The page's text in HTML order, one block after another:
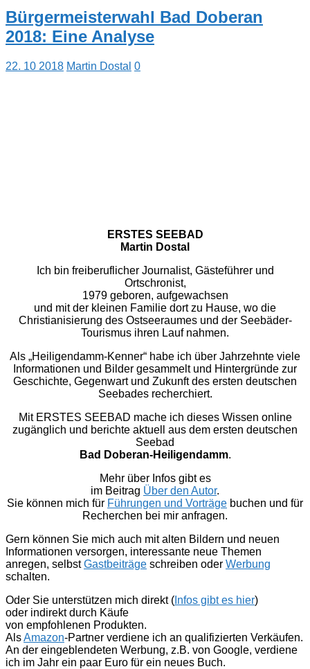
Bürgermeisterwahl Bad Doberan
2018: Eine Analyse
22. 10 2018 Martin Dostal 0
ERSTES SEEBAD
Martin Dostal
Ich bin freiberuflicher Journalist, Gästeführer und
Ortschronist,
1979 geboren, aufgewachsen
und mit der kleinen Familie dort zu Hause, wo die
Christianisierung des Ostseeraumes und der Seebäder-
Tourismus ihren Lauf nahmen.
Als „Heiligendamm-Kenner“ habe ich über Jahrzehnte viele
Informationen und Bilder gesammelt und Hintergründe zur
Geschichte, Gegenwart und Zukunft des ersten deutschen
Seebades recherchiert.
Mit ERSTES SEEBAD mache ich dieses Wissen online
zugänglich und berichte aktuell aus dem ersten deutschen
Seebad
Bad Doberan-Heiligendamm.
Mehr über Infos gibt es
im Beitrag Über den Autor.
Sie können mich für Führungen und Vorträge buchen und für
Recherchen bei mir anfragen.
Gern können Sie mich auch mit alten Bildern und neuen
Informationen versorgen, interessante neue Themen
anregen, selbstGastbeiträge schreiben oder Werbung
schalten.
Oder Sie unterstützen mich direkt ( Infos gibt es hier)
oder indirekt durch Käufe
von empfohlenen Produkten.
AlsAmazon-Partner verdiene ich an qualifizierten Verkäufen.
An der eingeblendeten Werbung, z.B. von Google, verdiene
ich im Jahr ein paar Euro für ein neues Buch.